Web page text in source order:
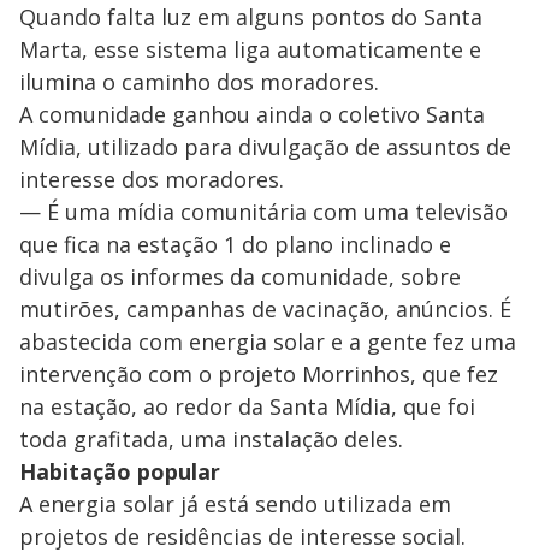
Quando falta luz em alguns pontos do Santa
Marta, esse sistema liga automaticamente e
ilumina o caminho dos moradores.
A comunidade ganhou ainda o coletivo Santa
Mídia, utilizado para divulgação de assuntos de
interesse dos moradores.
— É uma mídia comunitária com uma televisão
que fica na estação 1 do plano inclinado e
divulga os informes da comunidade, sobre
mutirões, campanhas de vacinação, anúncios. É
abastecida com energia solar e a gente fez uma
intervenção com o projeto Morrinhos, que fez
na estação, ao redor da Santa Mídia, que foi
toda grafitada, uma instalação deles.
Habitação popular
A energia solar já está sendo utilizada em
projetos de residências de interesse social.